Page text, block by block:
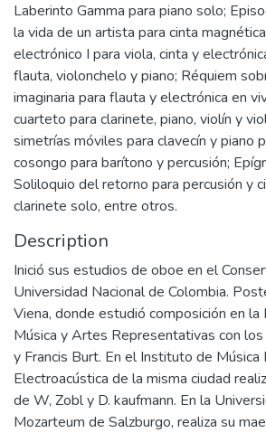
Laberinto Gamma para piano solo;
la vida de un artista para cinta
electrónico I para viola, cinta y
flauta, violonchelo y piano; Réquiem
imaginaria para flauta y electrónica en
cuarteto para clarinete, piano, violín y
simetrías móviles para clavecín y piano
cosongo para barítono y percusión;
Soliloquio del retorno para percusión y
clarinete solo, entre otros.
Description
Inició sus estudios de oboe en el
Universidad Nacional de Colombia.
Viena, donde estudió composición en la
Música y Artes Representativas con
y Francis Burt. En el Instituto de
Electroacústica de la misma ciudad
de W, Zobl y D. kaufmann. En la
Mozarteum de Salzburgo, realiza su